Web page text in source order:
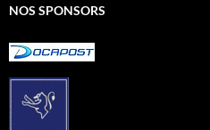
NOS SPONSORS